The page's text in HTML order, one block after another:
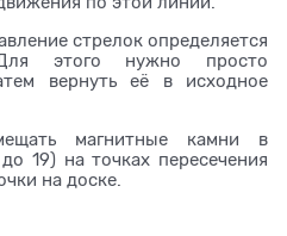
стрелок определяется
этого нужно просто
вернуть её в исходное
магнитные камни в
19) на точках пересечения
на доске.